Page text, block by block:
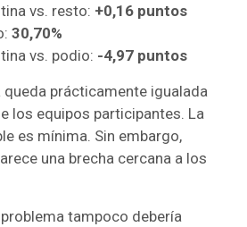
vs. resto: +0,16 puntos
30,70%
vs. podio: -4,97 puntos
queda prácticamente igualada
los equipos participantes. La
es mínima. Sin embargo,
una brecha cercana a los
tampoco debería